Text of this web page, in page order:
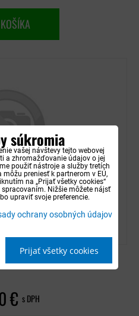
(5-miest, dolný kufor) -
dotaz)
€ s DPH
súkromia
vašej návštevy tejto webovej
a zhromažďovanie údajov o jej
použiť nástroje a služby tretích
preniesť k partnerom v EÚ,
na „Prijať všetky cookies“
Nižšie môžete nájsť
upraviť svoje preferencie.
ochrany osobných údajov
Prijať všetky cookies